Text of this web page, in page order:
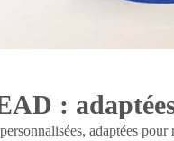
:
adaptées